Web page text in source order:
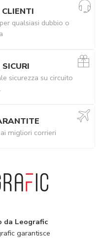
qualsiasi dubbio o
sicurezza su circuito
migliori corrieri
da Leografic
garantisce